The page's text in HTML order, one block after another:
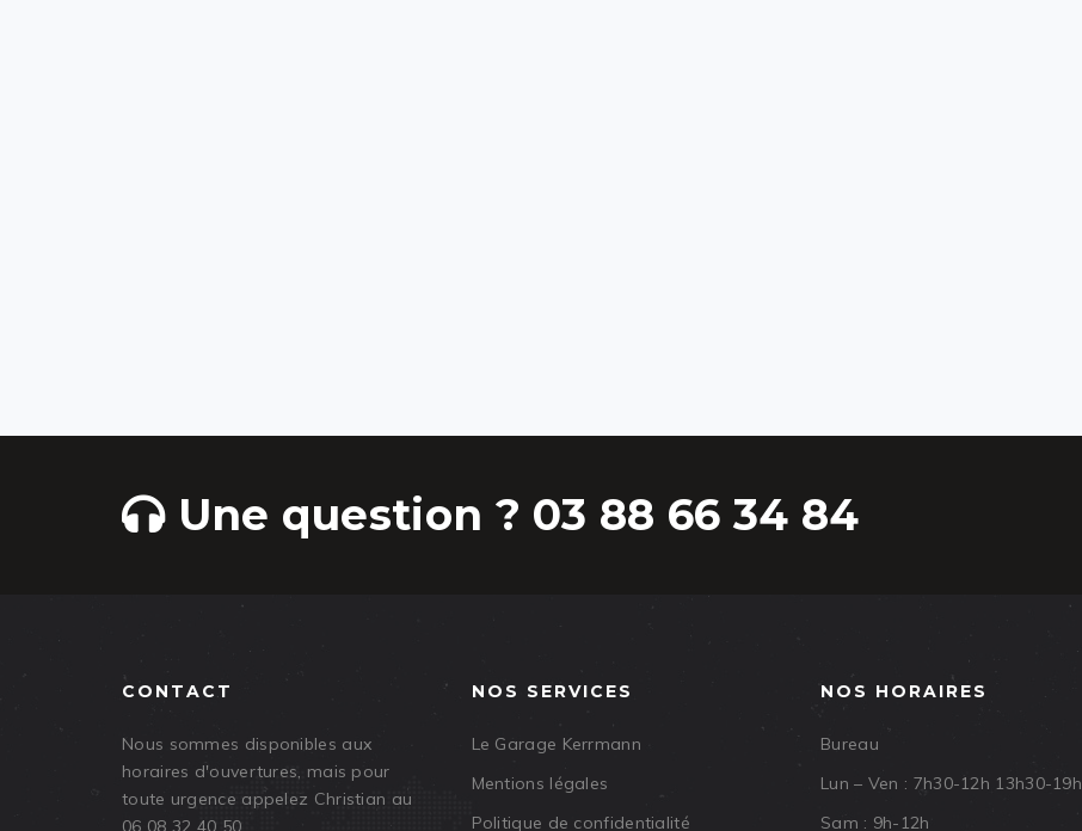
Une question ? 03 88 66 34 84
CONTACT
Nous sommes disponibles aux
horaires d'ouvertures, mais pour
toute urgence appelez Christian au
06 08 32 40 50
NOS SERVICES
Le Garage Kerrmann
Mentions légales
Politique de confidentialité
NOS HORAIRES
Bureau
Lun – Ven : 7h30-12h 13h30-19h
Sam : 9h-12h